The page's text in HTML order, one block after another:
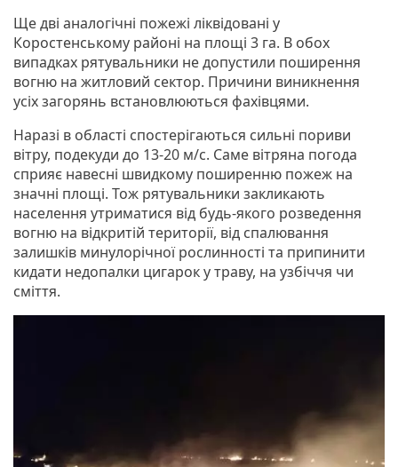
Ще дві аналогічні пожежі ліквідовані у
Коростенському районі на площі 3 га. В обох
випадках рятувальники не допустили поширення
вогню на житловий сектор. Причини виникнення
усіх загорянь встановлюються фахівцями.
Наразі в області спостерігаються сильні пориви
вітру, подекуди до 13-20 м/с. Саме вітряна погода
сприяє навесні швидкому поширенню пожеж на
значні площі. Тож рятувальники закликають
населення утриматися від будь-якого розведення
вогню на відкритій території, від спалювання
залишків минулорічної рослинності та припинити
кидати недопалки цигарок у траву, на узбіччя чи
сміття.